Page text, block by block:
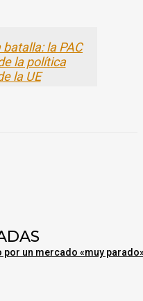
la PAC
la política
la UE
un mercado «muy